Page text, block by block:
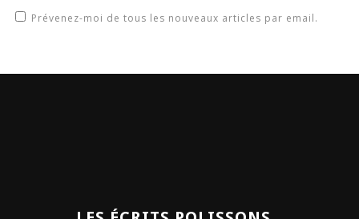
Prévenez-moi de tous les nouveaux articles par email.